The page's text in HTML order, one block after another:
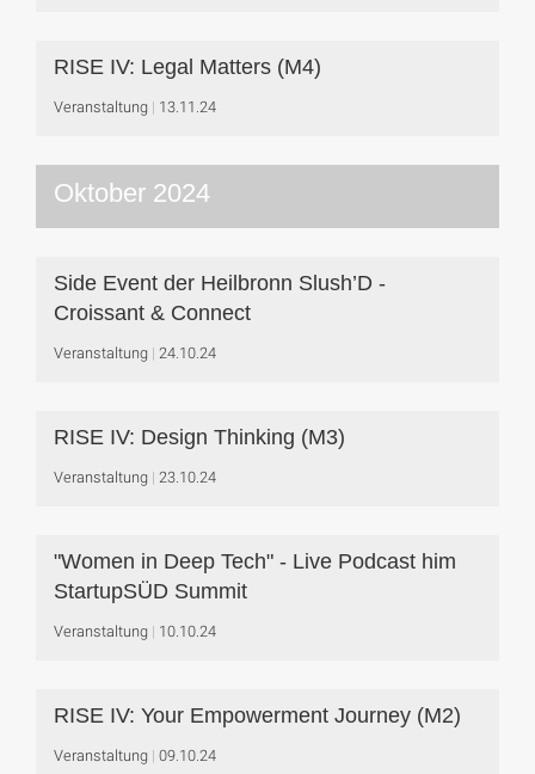
RISE IV: Legal Matters (M4)
Veranstaltung 13.11.24
Oktober 2024
Side Event der Heilbronn Slush’D -
Croissant & Connect
Veranstaltung 24.10.24
RISE IV: Design Thinking (M3)
Veranstaltung 23.10.24
"Women in Deep Tech" - Live Podcast him
StartupSÜD Summit
Veranstaltung 10.10.24
RISE IV: Your Empowerment Journey (M2)
Veranstaltung 09.10.24